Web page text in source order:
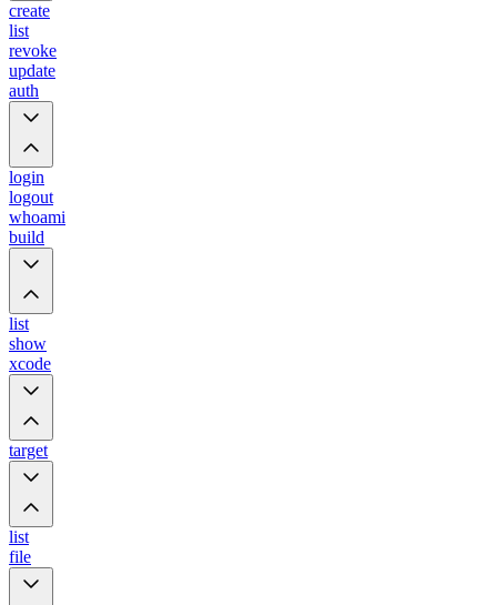
create
list
revoke
update
auth
login
logout
whoami
build
list
show
xcode
target
list
file